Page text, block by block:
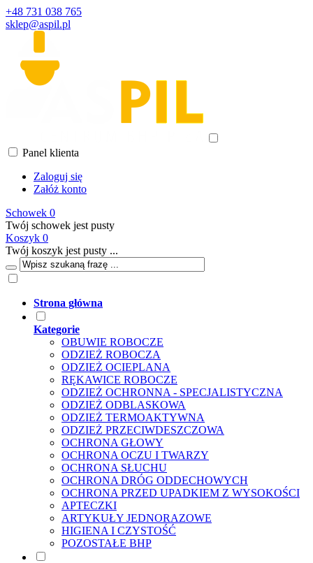
+48 731 038 765
sklep@aspil.pl
Panel klienta
Zaloguj się
Załóż konto
Schowek 0
Twój schowek jest pusty
Koszyk 0
Twój koszyk jest pusty ...
Strona główna
Kategorie
OBUWIE ROBOCZE
ODZIEŻ ROBOCZA
ODZIEŻ OCIEPLANA
RĘKAWICE ROBOCZE
ODZIEŻ OCHRONNA - SPECJALISTYCZNA
ODZIEŻ ODBLASKOWA
ODZIEŻ TERMOAKTYWNA
ODZIEŻ PRZECIWDESZCZOWA
OCHRONA GŁOWY
OCHRONA OCZU I TWARZY
OCHRONA SŁUCHU
OCHRONA DRÓG ODDECHOWYCH
OCHRONA PRZED UPADKIEM Z WYSOKOŚCI
APTECZKI
ARTYKUŁY JEDNORAZOWE
HIGIENA I CZYSTOŚĆ
POZOSTAŁE BHP